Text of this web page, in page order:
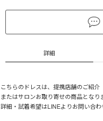
詳細
こちらのドレスは、提携店舗のご紹介
またはサロンお取り寄せの商品となり
詳細・試着希望はLINEよりお問い合わ